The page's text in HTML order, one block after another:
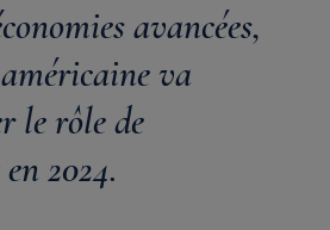
avancées,
va
le rôle de
2024.